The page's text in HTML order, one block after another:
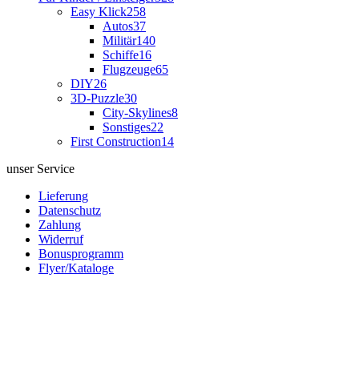
Easy Klick258
Autos37
Militär140
Schiffe16
Flugzeuge65
DIY26
3D-Puzzle30
City-Skylines8
Sonstiges22
First Construction14
unser Service
Lieferung
Datenschutz
Zahlung
Widerruf
Bonusprogramm
Flyer/Kataloge